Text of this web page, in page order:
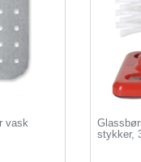
vask
stykker,